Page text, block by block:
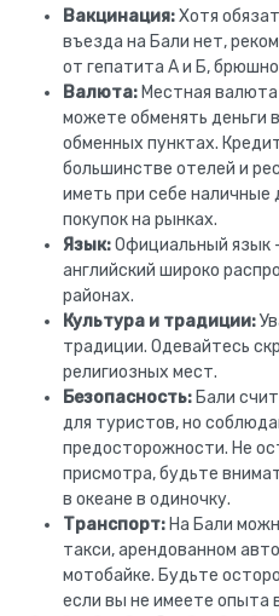
Вакцинация:Хотя
въезда на Бали нет,
от гепатита А и Б,
Валюта: Местная
можете обменять деньги
обменных пунктах.
большинстве отелей и
иметь при себе наличные
покупок на рынках.
Язык:Официальный язык
английский широко
районах.
Культура и традиции:
традиции. Одевайтесь
религиозных мест.
Безопасность: Бали
для туристов, но
предосторожности. Не
присмотра, будьте
в океане в одиночку.
Транспорт: На Бали
такси, арендованном
мотобайке. Будьте
если вы не имеете опыта